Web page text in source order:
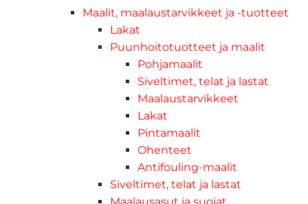
Maalit, maalaustarvikkeet ja -tuotteet
Lakat
Puunhoitotuotteet ja maalit
Pohjamaalit
Siveltimet, telat ja lastat
Maalaustarvikkeet
Lakat
Pintamaalit
Ohenteet
Antifouling-maalit
Siveltimet, telat ja lastat
Maalausasut ja suojat